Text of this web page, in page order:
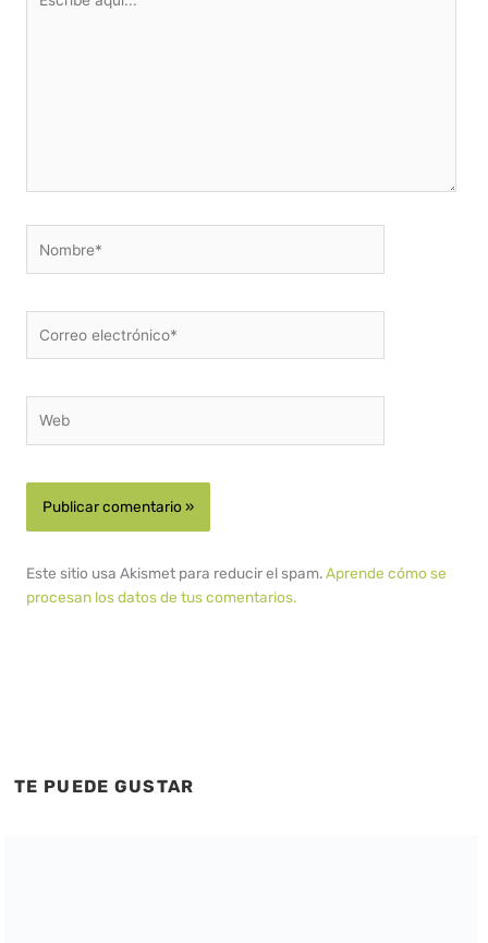
aquí...
electrónico*
Este sitio usa Akismet para reducir el spam.Aprende cómo se
procesan los datos de tus comentarios.
TE PUEDE GUSTAR